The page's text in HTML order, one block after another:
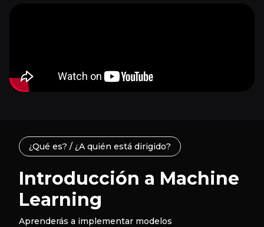
¿Qué es? / ¿A quién está dirigido?
Introducción a Machine
Learning
Aprenderás a implementar modelos